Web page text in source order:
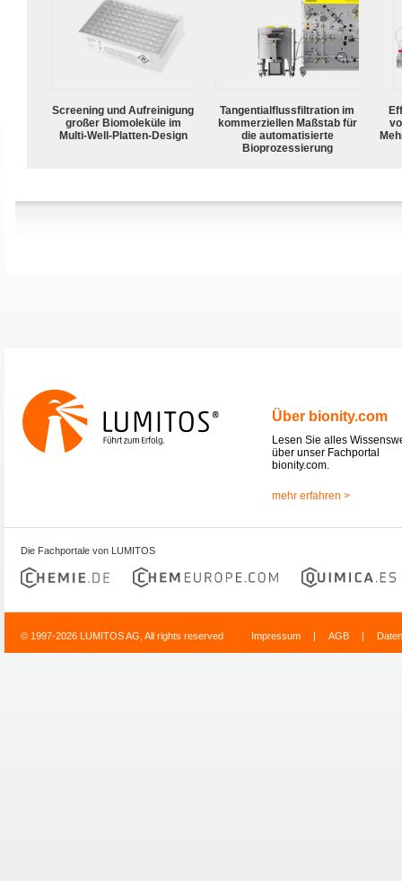
Screening und Aufreinigung
großer Biomoleküle im
Multi-Well-Platten-Design
Tangentialflussfiltration im
kommerziellen Maßstab für
die automatisierte
Bioprozessierung
Über bionity.com
Lesen Sie alles
über unser Fachportal
bionity.com.
mehr erfahren >
Die Fachportale von LUMITOS
© 1997-2026 LUMITOS AG, All rights reserved Impressum | AGB |